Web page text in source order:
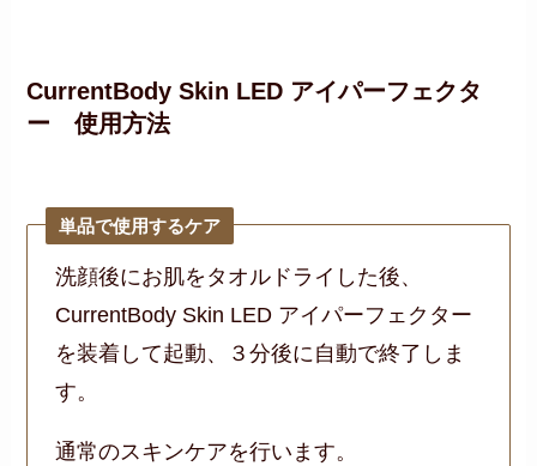
CurrentBody Skin LED アイパーフェクタ
ー 使用方法
単品で使用するケア
洗顔後にお肌をタオルドライした後、
CurrentBody Skin LED アイパーフェクター
を装着して起動、３分後に自動で終了しま
す。
通常のスキンケアを行います。